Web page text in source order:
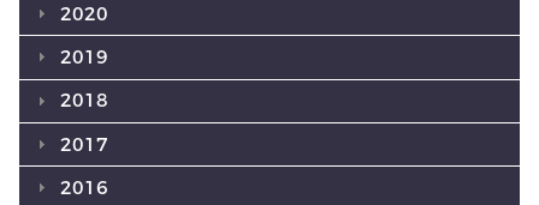
2020
2019
2018
2017
2016